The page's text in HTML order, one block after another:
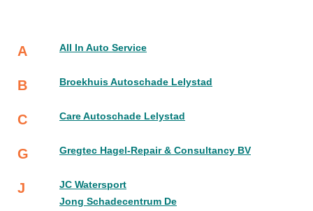
A All In Auto Service
B Broekhuis Autoschade Lelystad
C Care Autoschade Lelystad
G Gregtec Hagel-Repair & Consultancy BV
J
JC Watersport
Jong Schadecentrum De